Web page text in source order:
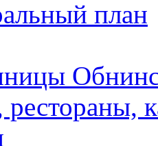
план